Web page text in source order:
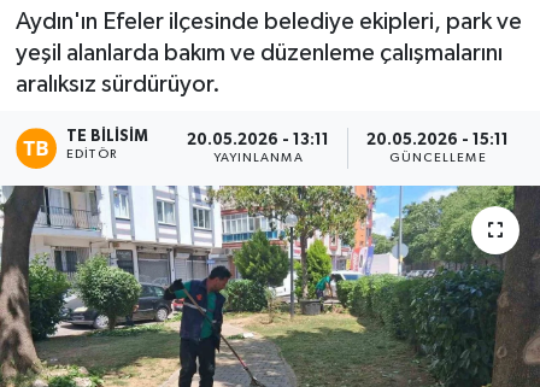
Aydın'ın Efeler ilçesinde belediye ekipleri, park ve
yeşil alanlarda bakım ve düzenleme çalışmalarını
aralıksız sürdürüyor.
TE BILISIM
EDITÖR
20.05.2026 - 13:11
YAYINLANMA
20.05.2026 - 15:11
GÜNCELLEME
Haber Arşivi